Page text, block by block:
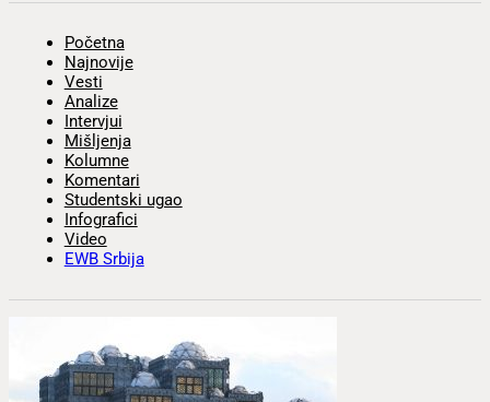
Početna
Najnovije
Vesti
Analize
Intervjui
Mišljenja
Kolumne
Komentari
Studentski ugao
Infografici
Video
EWB Srbija